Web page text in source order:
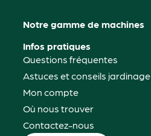
Notre gamme de machines
Infos pratiques
Questions fréquentes
Astuces et conseils jardinage
Mon compte
Où nous trouver
Contactez-nous